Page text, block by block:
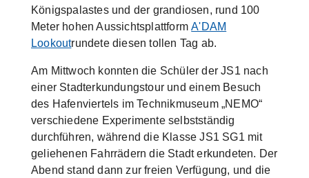
Königspalastes und der grandiosen, rund 100
Meter hohen AussichtsplattformA'DAM
Lookoutrundete diesen tollen Tag ab.
Am Mittwoch konnten die Schüler der JS1 nach
einer Stadterkundungstour und einem Besuch
des Hafenviertels im Technikmuseum „NEMO“
verschiedene Experimente selbstständig
durchführen, während die Klasse JS1 SG1 mit
geliehenen Fahrrädern die Stadt erkundeten. Der
Abend stand dann zur freien Verfügung, und die